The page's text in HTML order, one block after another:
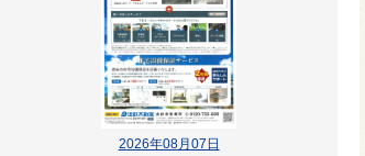
2026年08月07日